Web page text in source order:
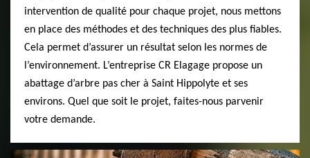
intervention de qualité pour chaque projet, nous mettons
en place des méthodes et des techniques des plus fiables.
Cela permet d’assurer un résultat selon les normes de
l’environnement. L’entreprise CR Elagage propose un
abattage d’arbre pas cher à Saint Hippolyte et ses
environs. Quel que soit le projet, faites-nous parvenir
votre demande.